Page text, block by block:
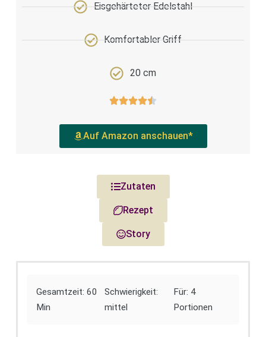
Eisgehärteter Edelstahl
Komfortabler Griff
20 cm
Auf Amazon anschauen*
Zutaten
Rezept
Story
Gesamtzeit: 60
Min
Schwierigkeit:
mittel
Für: 4
Portionen